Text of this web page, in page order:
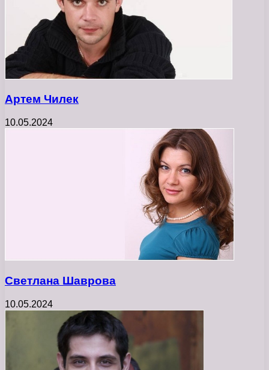
Артем Чилек
10.05.2024
Светлана Шаврова
10.05.2024